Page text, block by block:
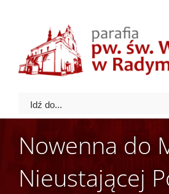
Idź do...
Nowenna do
Nieustającej